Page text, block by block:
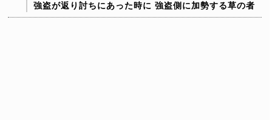
強盗が返り討ちにあった時に 強盗側に加勢する草の者